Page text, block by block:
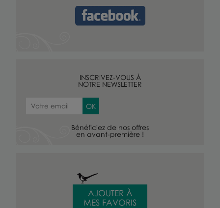
INSCRIVEZ-VOUS À
NOTRE NEWSLETTER
Bénéficiez de nos offres
en avant-première !
AJOUTER À
MES FAVORIS